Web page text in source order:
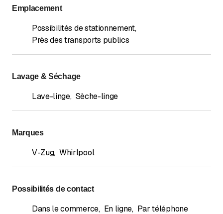
Emplacement
Possibilités de stationnement,
Près des transports publics
Lavage & Séchage
Lave-linge, Sèche-linge
Marques
V-Zug, Whirlpool
Possibilités de contact
Dans le commerce, En ligne, Par téléphone